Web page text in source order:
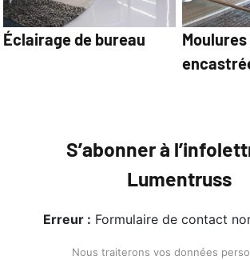
Éclairage de bureau
S’abonner à
Lumentruss
Erreur : Formulaire de contact
Nous traiterons vos données